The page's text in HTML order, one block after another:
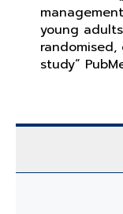
young
study“